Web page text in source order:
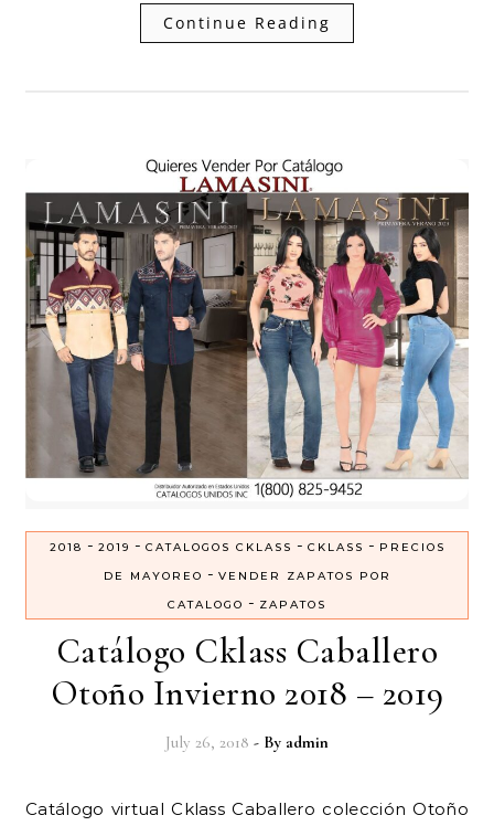
Continue Reading
2018 - 2019 - CATALOGOS CKLASS - CKLASS - PRECIOS
DE MAYOREO - VENDER ZAPATOS POR
CATALOGO - ZAPATOS
Catálogo Cklass Caballero
Otoño Invierno 2018 – 2019
July 26, 2018 - By admin
Catálogo virtual Cklass Caballero colección Otoño